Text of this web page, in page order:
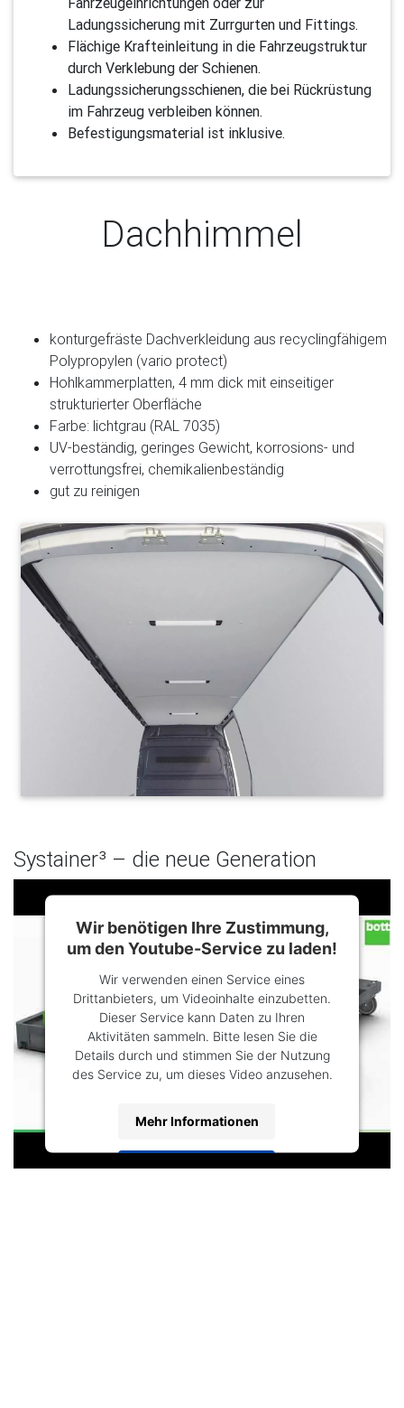
Ladungssicherung mit Zurrgurten und Fittings.
Flächige Krafteinleitung in die Fahrzeugstruktur
durch Verklebung der Schienen.
Ladungssicherungsschienen, die bei Rückrüstung
im Fahrzeug verbleiben können.
Befestigungsmaterial ist inklusive.
Dachhimmel
konturgefräste Dachverkleidung aus recyclingfähigem
Polypropylen (vario protect)
Hohlkammerplatten, 4 mm dick mit einseitiger
strukturierter Oberfläche
Farbe: lichtgrau (RAL 7035)
UV-beständig, geringes Gewicht, korrosions- und
verrottungsfrei, chemikalienbeständig
gut zu reinigen
Systainer³ – die neue Generation
Wir benötigen Ihre Zustimmung,
um den Youtube-Service zu laden!
Wir verwenden einen Service eines
Drittanbieters, um Videoinhalte einzubetten.
Dieser Service kann Daten zu Ihren
Aktivitäten sammeln. Bitte lesen Sie die
Details durch und stimmen Sie der Nutzung
des Service zu, um dieses Video anzusehen.
Mehr Informationen
Akzeptieren